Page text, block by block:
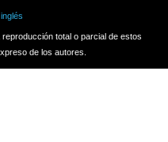
total o parcial de estos
de los autores.